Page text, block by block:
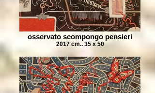
osservato scompongo pensieri
2017 cm.. 35 x 50